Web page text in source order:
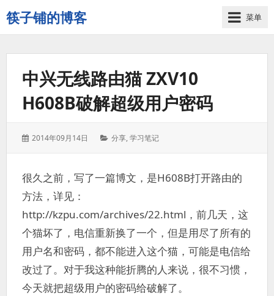
筷子铺的博客
记
录
菜单
中兴无线路由猫 ZXV10
H608B破解超级用户密码
发
2014年09月14日
分
分享,学习笔记
很久之前，写了一篇博文，是H608B打开路由的
方法，详见：
http://kzpu.com/archives/22.html，前几天，这
个猫坏了，电信重新换了一个，但是用尽了所有的
用户名和密码，都不能进入这个猫，可能是电信给
改过了。对于我这种能折腾的人来说，很不习惯，
今天就把超级用户的密码给破解了。